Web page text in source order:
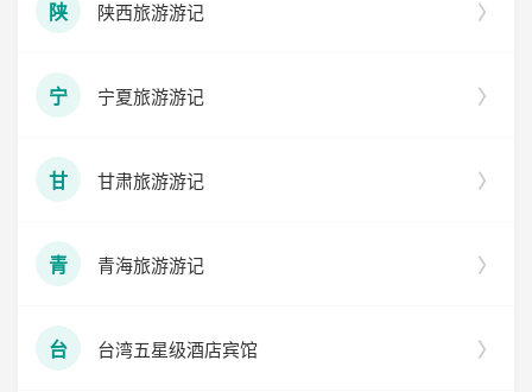
陕 陕西旅游游记
宁 宁夏旅游游记
甘 甘肃旅游游记
青 青海旅游游记
台 台湾五星级酒店宾馆